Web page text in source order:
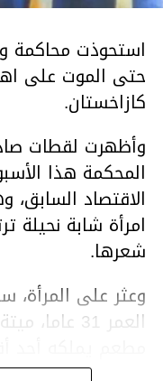
استحوذت محاكمة
حتى الموت على
كازاخستان.
وأظهرت لقطات
المحكمة هذا
الاقتصاد
امرأة شابة
شعرها.
وعثر على المرأة،
العمر 31